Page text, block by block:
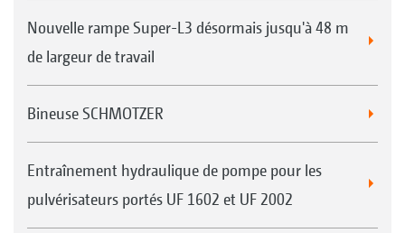
Nouvelle rampe Super-L3 désormais jusqu'à 48 m
de largeur de travail
Bineuse SCHMOTZER
Entraînement hydraulique de pompe pour les
pulvérisateurs portés UF 1602 et UF 2002